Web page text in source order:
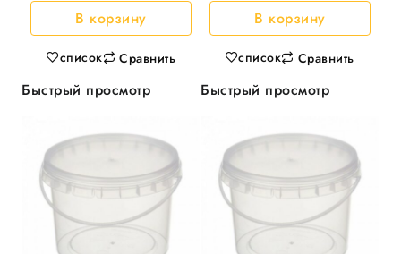
В корзину
список Сравнить
Быстрый просмотр
В корзину
список Сравнить
Быстрый просмотр